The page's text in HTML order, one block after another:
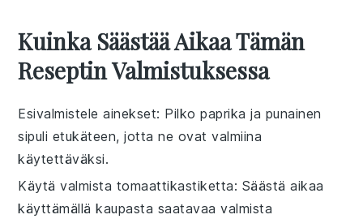
Kuinka Säästää Aikaa Tämän
Reseptin Valmistuksessa
Esivalmistele ainekset: Pilkopaprika ja punainen
sipuli etukäteen, jotta ne ovat valmiina
käytettäväksi.
Käytä valmista tomaattikastiketta: Säästä aikaa
käyttämällä kaupasta saatavaa valmista